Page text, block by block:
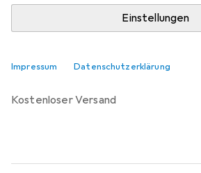
Einstellungen
Impressum Datenschutzerklärung
In den
Vergleichen
kostenloser Versand